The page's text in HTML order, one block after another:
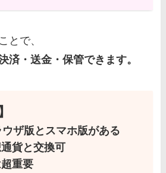
とで、
済・送金・保管できます。
ザ版とスマホ版がある
貨と交換可
重要